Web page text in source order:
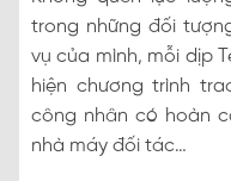
trong những đối
vụ của mình, mỗi dịp
hiện chương trình
công nhân có hoàn
nhà máy đối tác…